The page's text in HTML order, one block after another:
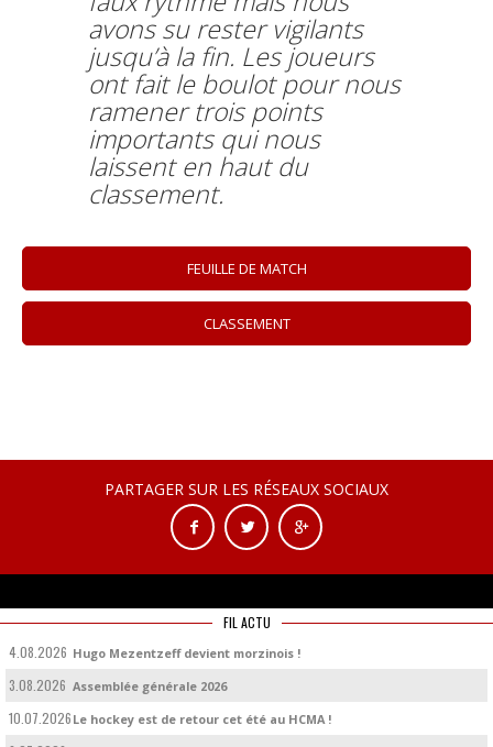
avons su rester vigilants
jusqu’à la fin. Les joueurs
ont fait le boulot pour nous
ramener trois points
importants qui nous
laissent en haut du
classement.
FEUILLE DE MATCH
CLASSEMENT
PARTAGER SUR LES RÉSEAUX SOCIAUX
FIL ACTU
4.08.2026 Hugo Mezentzeff devient morzinois !
3.08.2026 Assemblée générale 2026
10.07.2026 Le hockey est de retour cet été au HCMA !